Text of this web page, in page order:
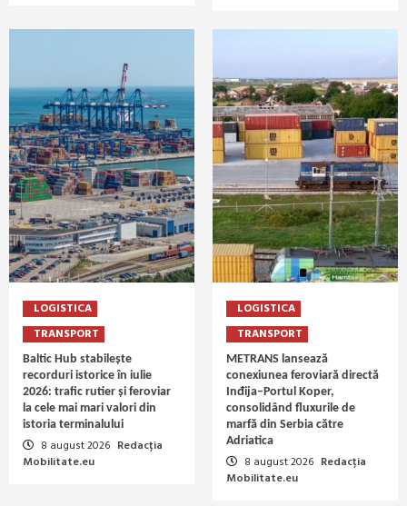
LOGISTICA
TRANSPORT
Baltic Hub stabilește
recorduri istorice în iulie
2026: trafic rutier și feroviar
la cele mai mari valori din
istoria terminalului
8 august 2026 Redacția
Mobilitate.eu
LOGISTICA
TRANSPORT
METRANS lansează
conexiunea feroviară directă
Inđija–Portul Koper,
consolidând fluxurile de
marfă din Serbia către
Adriatica
8 august 2026 Redacția
Mobilitate.eu